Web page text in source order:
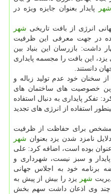
شهر
پایدار بعنوان جایزه ویژه در
انرژی از بافت تاریخی شهر
در جهت معرفی این ظرفیت
داشت: بازرسان این بنیاد بین
یزد، این بافت را مجسمه پایداری
دانستند.
سخنان خود عدم تولید زباله و
خصوصیت های ساختمان های
تفكر پایداری به دنبال استفاده
استفاده از انرژی های تجدید
مشخص برای حفاظت از ظرفیت
نامزد شدن یزد بعنوان شهر
عنوان بوده است، اضافه كرد: علی
و سبز نیست، شهرداری و
برنامه خود به اجلاس جهانی
شهر
یزد را بیش از پیش به
چند وی اذعان داشت سهم بخش